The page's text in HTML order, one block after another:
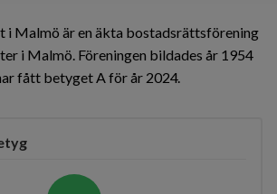
i Malmö är en äkta bostadsrättsförening
i Malmö. Föreningen bildades år 1954
fått betyget A för år 2024